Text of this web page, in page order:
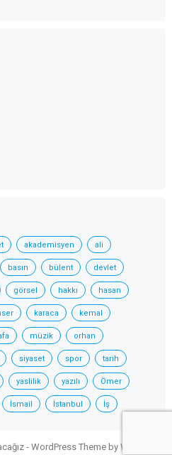
akademisyen ali
basın bülent devlet
görsel hakkı hasan
karaca kemal
müzik orhan
siyaset spor tarih
yaslilik yazılı Ömer
İsmail İstanbul İş
- WordPress Themeby WPEnjoy